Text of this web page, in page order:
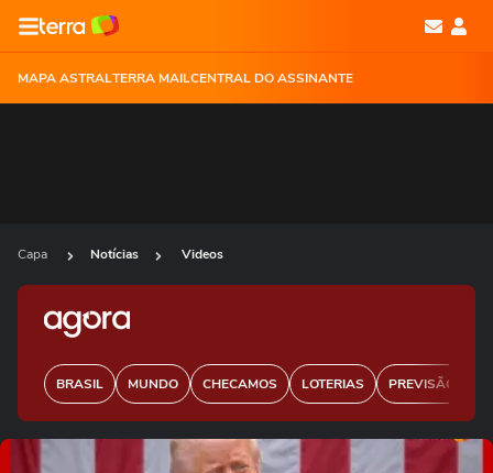
MAPA ASTRALTERRA MAILCENTRAL DO ASSINANTE
Capa Notícias Videos
BRASIL MUNDO CHECAMOS LOTERIAS PREVISÃO DO